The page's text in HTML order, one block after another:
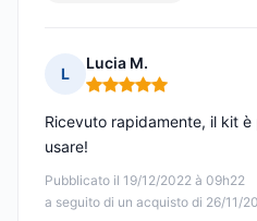
L
Lucia M.
Nota: 5 su 5
Pubblicato il 19/12/2022 à 09h22
a seguito di un acquisto di 26/11/
Ricevuto rapidamente, il kit
usare!